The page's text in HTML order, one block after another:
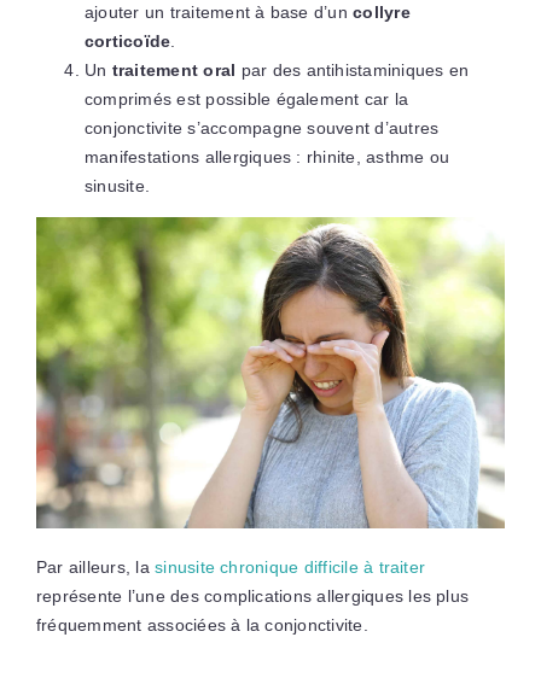
ajouter un traitement à base d’uncollyre
corticoïde
Un traitement oral par des antihistaminiques en
comprimés est possible également car la
conjonctivite s’accompagne souvent d’autres
manifestations allergiques : rhinite, asthme ou
sinusite.
Par ailleurs, lasinusite chronique difficile à traiter
représente l’une des complications allergiques les plus
fréquemment associées à la conjonctivite.